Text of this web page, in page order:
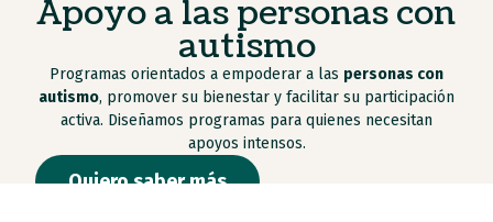
Apoyo a las personas con
autismo
Programas orientados a empoderar a las personas con
autismo, promover su bienestar y facilitar su participación
activa. Diseñamos programas para quienes necesitan
apoyos intensos.
Quiero saber más